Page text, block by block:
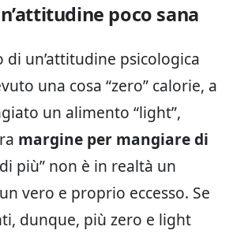
poco sana
un’attitudine psicologica
una cosa “zero” calorie, a
un alimento “light”,
margine per mangiare di
più” non è in realtà un
vero e proprio eccesso. Se
dunque, più zero e light